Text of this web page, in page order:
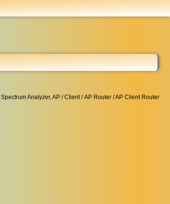
Analyzer, AP / Client / AP Router / AP Client Router